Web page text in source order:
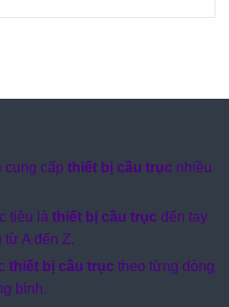
cung cấp thiết bị cầu trục nhiều
tiêu là thiết bị cầu trục đến tay
A đến Z.
thiết bị cầu trục theo từng dòng
bình.